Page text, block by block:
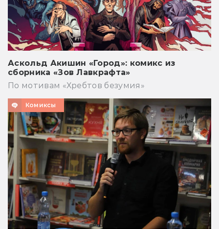
Аскольд Акишин «Город»: комикс из
сборника «Зов Лавкрафта»
По мотивам «Хребтов безумия»
Комиксы